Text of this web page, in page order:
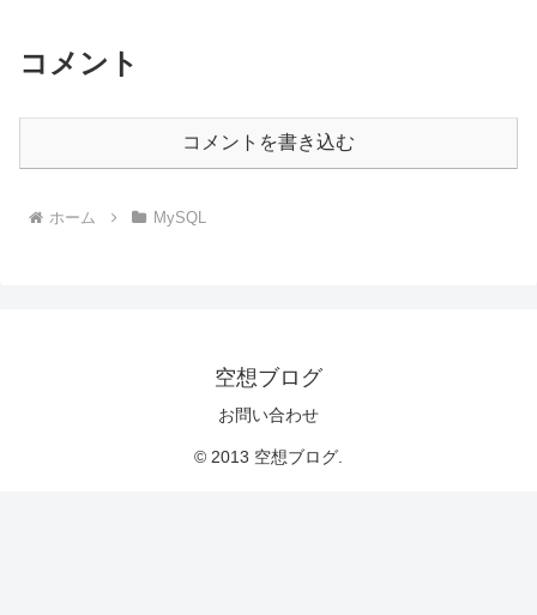
コメント
コメントを書き込む
ホーム MySQL
空想ブログ
お問い合わせ
© 2013 空想ブログ.